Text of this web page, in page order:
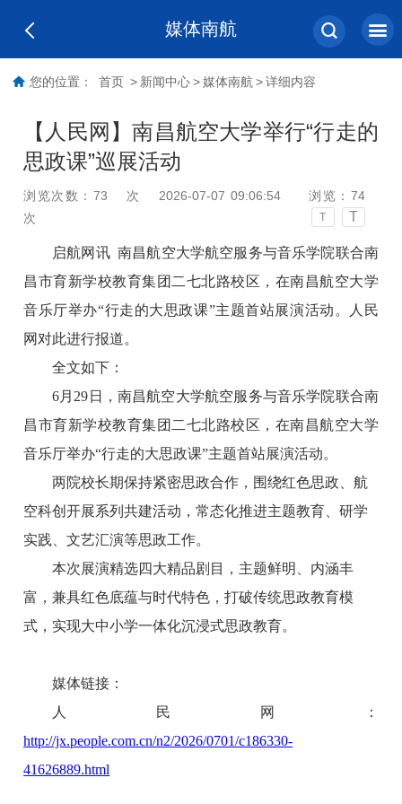
媒体南航
您的位置： 首页 > 新闻中心 > 媒体南航 > 详细内容
【人民网】南昌航空大学举行“行走的
思政课”巡展活动
浏览次数：73 次 2026-07-07 09:06:54 浏览： 74
次
T T
启航网讯南昌航空大学航空服务与音乐学院联合南
昌市育新学校教育集团二七北路校区，在南昌航空大学
音乐厅举办“行走的大思政课”主题首站展演活动。人民
网对此进行报道。
全文如下：
6月29日，南昌航空大学航空服务与音乐学院联合南
昌市育新学校教育集团二七北路校区，在南昌航空大学
音乐厅举办“行走的大思政课”主题首站展演活动。
两院校长期保持紧密思政合作，围绕红色思政、航
空科创开展系列共建活动，常态化推进主题教育、研学
实践、文艺汇演等思政工作。
本次展演精选四大精品剧目，主题鲜明、内涵丰
富，兼具红色底蕴与时代特色，打破传统思政教育模
式，实现大中小学一体化沉浸式思政教育。
媒体链接：
人民网：
http://jx.people.com.cn/n2/2026/0701/c186330-
41626889.html